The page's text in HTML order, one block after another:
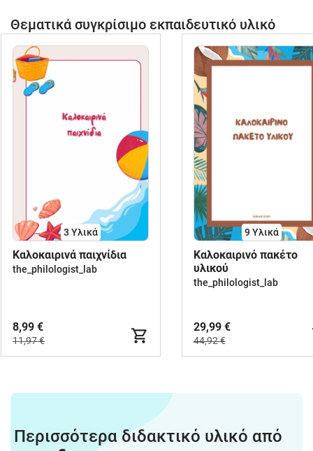
Θεματικά συγκρίσιμο εκπαιδευτικό υλικό
3 Υλικά
Καλοκαιρινά παιχνίδια
the_philologist_lab
8,99 €
11,97 €
9 Υλικά
Καλοκαιρινό πακέτο
υλικού
the_philologist_lab
29,99 €
44,92 €
Περισσότερα διδακτικό υλικό από